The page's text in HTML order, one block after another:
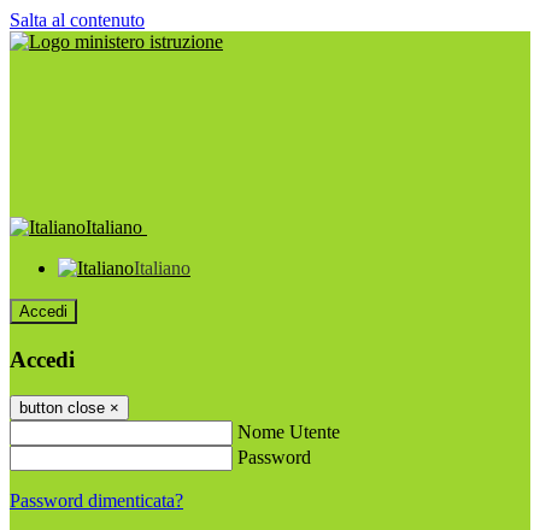
Salta al contenuto
Italiano
Italiano
Accedi
Accedi
button close ×
Nome Utente
Password
Password dimenticata?